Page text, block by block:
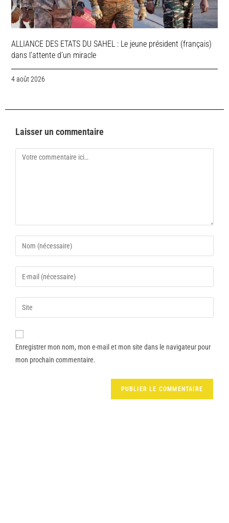
ALLIANCE DES ETATS DU SAHEL : Le jeune président (français)
dans l’attente d’un miracle
4 août 2026
Laisser un commentaire
Enregistrer mon nom, mon e-mail et mon site dans le navigateur pour
mon prochain commentaire.